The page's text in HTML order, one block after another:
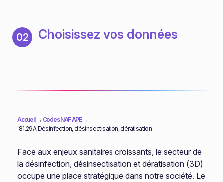
02 Choisissez vos données
Accueil→ Codes NAF APE→
81.29A Désinfection, désinsectisation, dératisation
Face aux enjeux sanitaires croissants, le secteur de
la désinfection, désinsectisation et dératisation (3D)
occupe une place stratégique dans notre société. Le